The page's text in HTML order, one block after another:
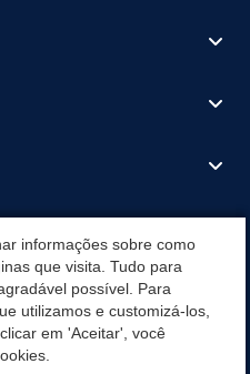
RECEITA MUNICIPAL
informações sobre como
que visita. Tudo para
possível. Para
utilizamos e customizá-los,
em 'Aceitar', você